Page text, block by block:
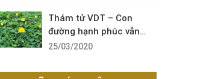
Thám tử VDT – Con
đường hạnh phúc vẫn
còn đó !
25/03/2020